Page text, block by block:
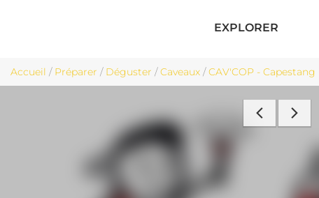
EXPLORER
Accueil / Préparer / Déguster /Caveaux /CAV'COP - Capestang